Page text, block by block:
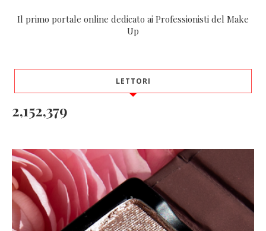
Il primo portale online dedicato ai Professionisti del Make
Up
LETTORI
2,152,379